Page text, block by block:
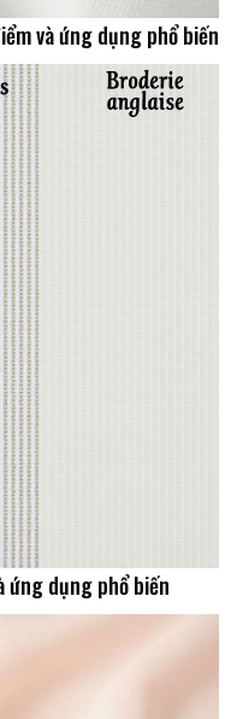
và ứng dụng phổ biến
ứng dụng phổ biến